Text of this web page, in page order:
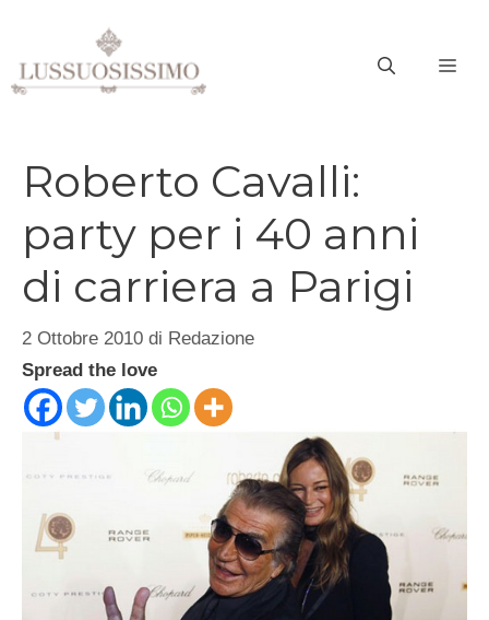
contenuto
Roberto Cavalli:
party per i 40 anni
di carriera a Parigi
2 Ottobre 2010 di Redazione
Spread the love